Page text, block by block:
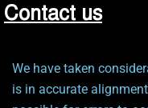
Contact us
We have taken
is in accurate